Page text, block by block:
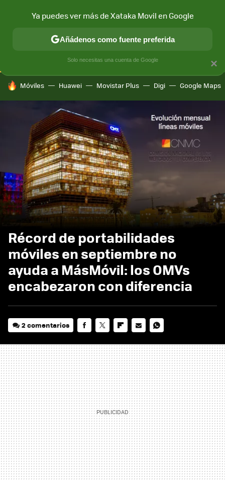
CONECTIVIDAD MÓVIL Y SOCIEDAD APLICACIONES
HOY SE HABLA DE
Móviles Huawei Movistar Plus Digi Google Maps
Récord de portabilidades
móviles en septiembre no
ayuda a MásMóvil: los OMVs
encabezaron con diferencia
2 comentarios
MAIL
×
Ya puedes ver más de Xataka Movil en Google
Añádenos como fuente preferida
Solo necesitas una cuenta de Google